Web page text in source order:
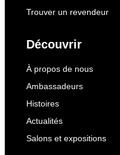
Trouver un revendeur
Découvrir
À propos de nous
Ambassadeurs
Histoires
Actualités
Salons et expositions